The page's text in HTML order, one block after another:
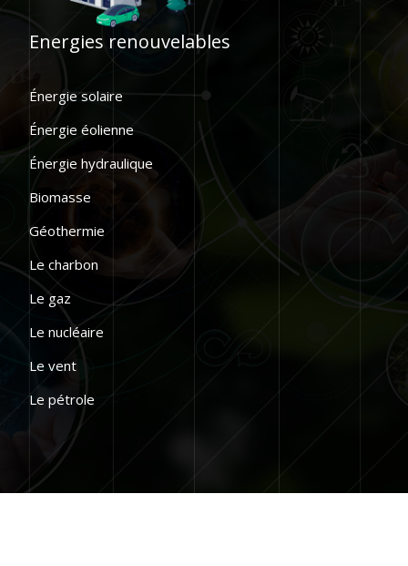
Energies renouvelables
Énergie solaire
Énergie éolienne
Énergie hydraulique
Biomasse
Géothermie
Le charbon
Le gaz
Le nucléaire
Le vent
Le pétrole